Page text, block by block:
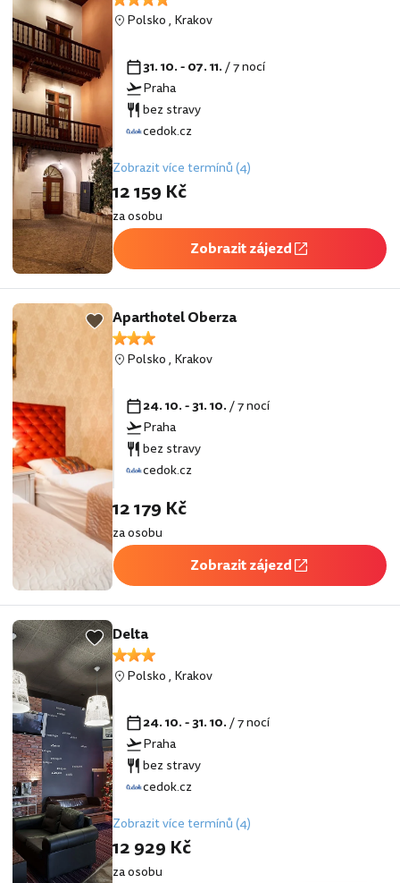
Polsko, Krakov
31. 10. - 07. 11./ 7 nocí
Praha
bez stravy
cedok.cz
Zobrazit více termínů (4)
12 159 Kč
za osobu
Zobrazit zájezd
Aparthotel Oberza
Polsko, Krakov
24. 10. - 31. 10./ 7 nocí
Praha
bez stravy
cedok.cz
12 179 Kč
za osobu
Zobrazit zájezd
Delta
Polsko, Krakov
24. 10. - 31. 10./ 7 nocí
Praha
bez stravy
cedok.cz
Zobrazit více termínů (4)
12 929 Kč
za osobu